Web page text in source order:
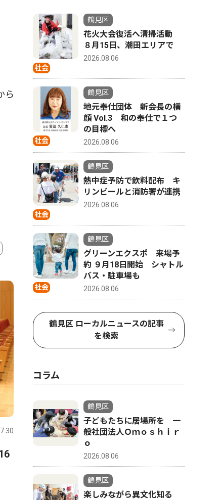
ら
4
鶴見区 2024.11.07
ファッションショーと音楽が
融合
サルビアホールで16日
会が総会
社会
鶴見区
花火大会復活へ清掃活動
８月15日、潮田エリアで
2026.08.06
社会
鶴見区
地元奉仕団体 新会長の横
顔 Vol.3 和の奉仕で１つ
の目標へ
2026.08.06
社会
鶴見区
熱中症予防で飲料配布 キ
リンビールと消防署が連携
2026.08.06
社会
鶴見区
グリーンエクスポ 来場予
約 ９月18日開始 シャトル
バス・駐車場も
2026.08.06
鶴見区 ローカルニュースの記事
を検索
コラム
鶴見区
子どもたちに居場所を 一
般社団法人Ｏｍｏｓｈｉｒ
ｏ
2026.08.06
鶴見区
楽しみながら異文化知る